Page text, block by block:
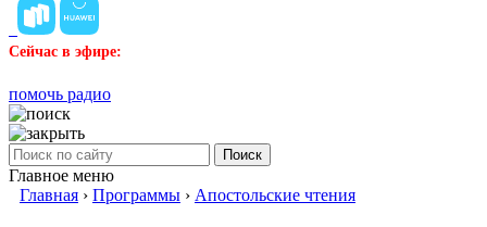
Сейчас в эфире:
помочь радио
Поиск
Главное меню
Главная › Программы › Апостольские чтения